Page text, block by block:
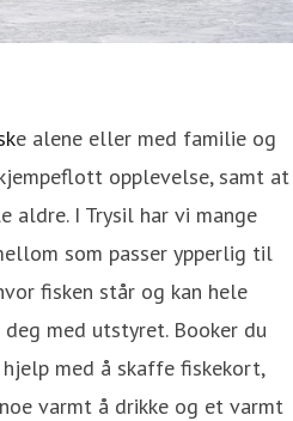
e alene eller med familie og
opplevelse, samt at
aldre. I Trysil har vi mange
som passer ypperlig til
fisken står og kan hele
med utstyret. Booker du
med å skaffe fiskekort,
varmt å drikke og et varmt